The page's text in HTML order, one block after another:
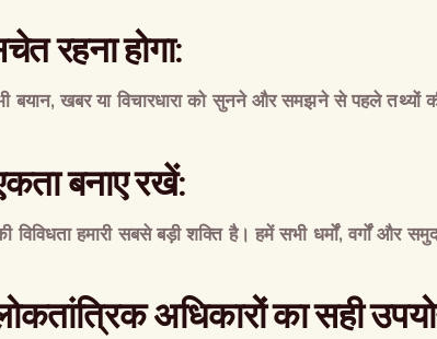
रहनाहोगा:
बयान,खबर या विचारधारा को सुनने और समझने से पहले तथ्यों
बनाएरखें:
विविधता हमारी सबसे बड़ी शक्ति है। हमें सभी धर्मों,वर्गों और
अधिकारोंकासही